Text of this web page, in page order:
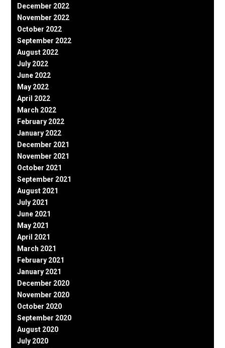
December 2022
November 2022
October 2022
September 2022
August 2022
July 2022
June 2022
May 2022
April 2022
March 2022
February 2022
January 2022
December 2021
November 2021
October 2021
September 2021
August 2021
July 2021
June 2021
May 2021
April 2021
March 2021
February 2021
January 2021
December 2020
November 2020
October 2020
September 2020
August 2020
July 2020